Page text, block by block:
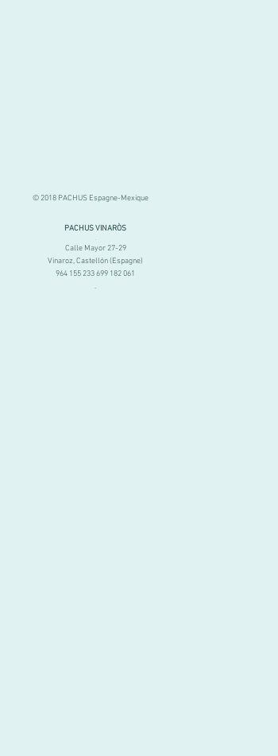
© 2018 PACHUS Espagne-Mexique
PACHUS VINARÒS
.
Calle Mayor 27-29
Vinaroz, Castellón (Espagne)
964 155 233 699 182 061
.